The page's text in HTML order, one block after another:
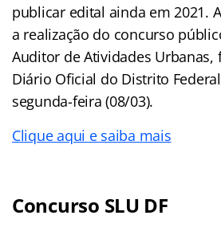
publicar edital ainda em 2021.
a realização do concurso
Auditor de Atividades
Diário Oficial do Distrito
segunda-feira (08/03).
Clique aqui e saiba mais
Concurso SLU DF